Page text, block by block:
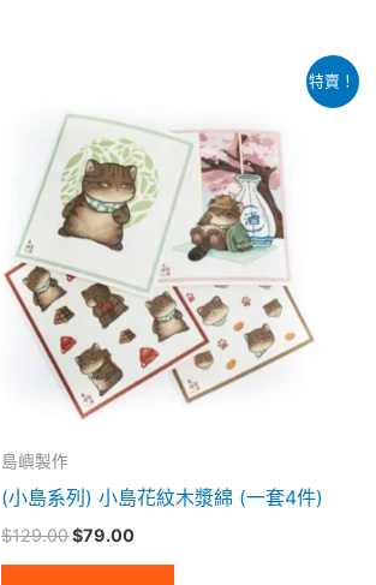
特賣！
島嶼製作
(小島系列) 小島花紋木漿綿 (一套4件)
$129.00
價
格：
$129.00。
$79.00
格：
$79.00。